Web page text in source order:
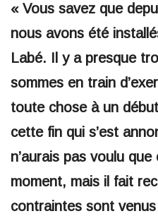
« Vous savez que
nous avons été
Labé. Il y a presque
sommes en train
toute chose à un
cette fin qui s’est
n’aurais pas voulu
moment, mais il fait
contraintes sont venus